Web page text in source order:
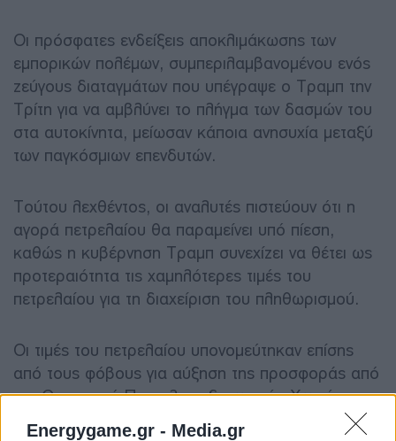
Energygame.gr - Media.gr
Οι πρόσφατες ενδείξεις αποκλιμάκωσης των
εμπορικών πολέμων, συμπεριλαμβανομένου ενός
ζεύγους διαταγμάτων που υπέγραψε ο Τραμπ την
Τρίτη για να αμβλύνει το πλήγμα των δασμών του
στα αυτοκίνητα, μείωσαν κάποια ανησυχία μεταξύ
των παγκόσμιων επενδυτών.
Τούτου λεχθέντος, οι αναλυτές πιστεύουν ότι η
αγορά πετρελαίου θα παραμείνει υπό πίεση,
καθώς η κυβέρνηση Τραμπ συνεχίζει να θέτει ως
προτεραιότητα τις χαμηλότερες τιμές του
πετρελαίου για τη διαχείριση του πληθωρισμού.
Οι τιμές του πετρελαίου υπονομεύτηκαν επίσης
από τους φόβους για αύξηση της προσφοράς από
τον Οργανισμό Πετρελαιοεξαγωγικών Χωρών και
τους συμμάχους τους, γνωστό ως ΟΠΕΚ+.